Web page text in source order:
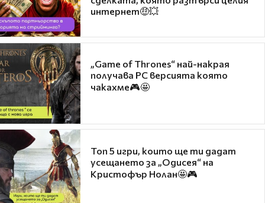
интернет🤑💥
„Game of Thrones“ най-накрая
получава PC версията която
чакахме🎮🤩
Топ 5 игри, които ще ти дадат
усещането за „Одисея“ на
Кристофър Нолан🤩🎮